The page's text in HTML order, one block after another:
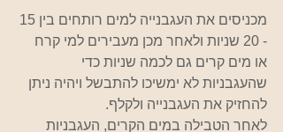
- 20 שניות ולאחר מכן מעבירים למי קרח
או מים קרים גם לכמה שניות כדי
שהעגבניות לא ימשיכו להתבשל ויהיה ניתן
להחזיק את העגבנייה ולקלף.
לאחר הטבילה במים הקרים, העגבניות